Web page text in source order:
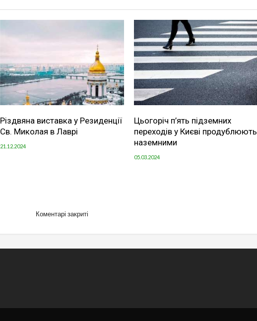
Різдвяна виставка у Резиденції
Св. Миколая в Лаврі
21.12.2024
Цьогоріч п’ять підземних
переходів у Києві продублюють
наземними
05.03.2024
Коментарі закриті